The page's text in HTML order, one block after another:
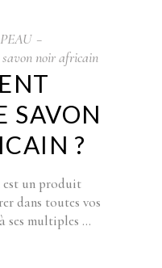
savon noir africain
SAVON
?
est un produit
dans toutes vos
ses multiples